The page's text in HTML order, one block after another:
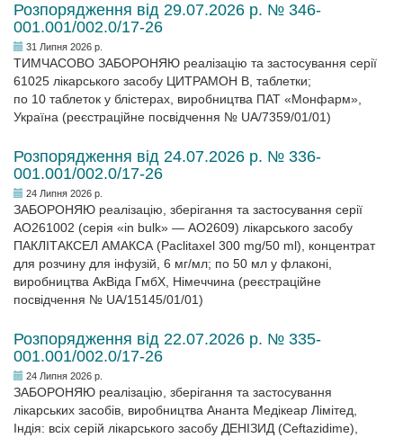
Розпорядження від 29.07.2026 р. № 346-
001.001/002.0/17-26
31 Липня 2026 р.
ТИМЧАСОВО ЗАБОРОНЯЮ реалізацію та застосування серії
61025 лікарського засобу ЦИТРАМОН В, таблетки;
по 10 таблеток у блістерах, виробництва ПАТ «Монфарм»,
Україна (реєстраційне посвідчення № UA/7359/01/01)
Розпорядження від 24.07.2026 р. № 336-
001.001/002.0/17-26
24 Липня 2026 р.
ЗАБОРОНЯЮ реалізацію, зберігання та застосування серії
АО261002 (серія «in bulk» — АО2609) лікарського засобу
ПАКЛІТАКСЕЛ АМАКСА (Paclitaxel 300 mg/50 ml), концентрат
для розчину для інфузій, 6 мг/мл; по 50 мл у флаконі,
виробництва АкВіда ГмбХ, Німеччина (реєстраційне
посвідчення № UA/15145/01/01)
Розпорядження від 22.07.2026 р. № 335-
001.001/002.0/17-26
24 Липня 2026 р.
ЗАБОРОНЯЮ реалізацію, зберігання та застосування
лікарських засобів, виробництва Ананта Медікеар Лімітед,
Індія: всіх серій лікарського засобу ДЕНІЗИД (Ceftazidime),